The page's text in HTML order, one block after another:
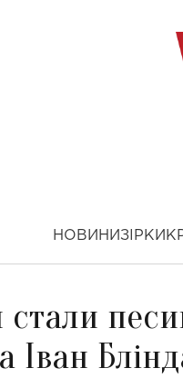
НОВИНИ ЗІРКИ
Іван